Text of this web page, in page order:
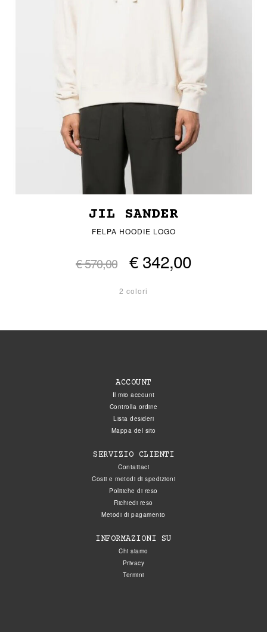
JIL SANDER
FELPA HOODIE LOGO
€ 570,00 € 342,00
2 colori
ACCOUNT
Il mio account
Controlla ordine
Lista desideri
Mappa del sito
SERVIZIO CLIENTI
Contattaci
Costi e metodi di spedizioni
Politiche di reso
Richiedi reso
Metodi di pagamento
INFORMAZIONI SU
Chi siamo
Privacy
Termini